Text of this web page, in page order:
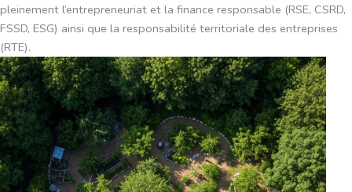
pleinement l’entrepreneuriat et la finance responsable (RSE, CSRD,
FSSD, ESG) ainsi que la responsabilité territoriale des entreprises
(RTE).